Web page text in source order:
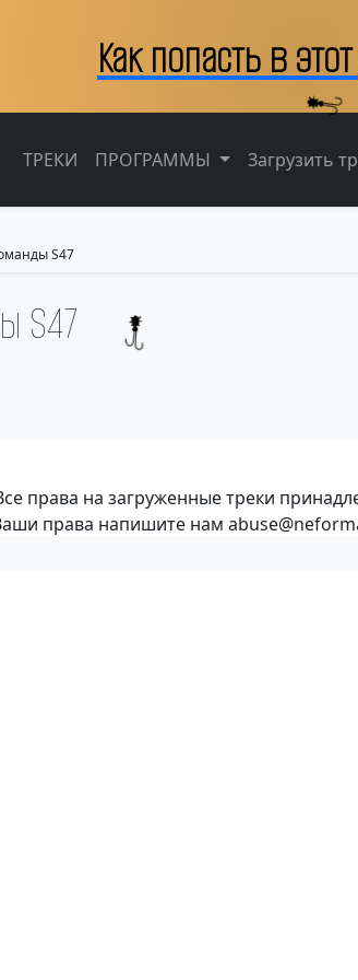
Как попасть в
ТРЕКИ ПРОГРАММЫ Загрузить
S47
S47
права на загруженные треки
права напишите нам